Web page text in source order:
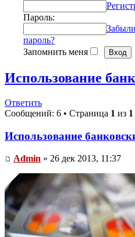
Пароль:
Забыли
пароль?
Запомнить меня
Использование
Ответить
Сообщений: 6 • Страница 1 из 1
Использование
Admin » 26 дек 2013, 11:37